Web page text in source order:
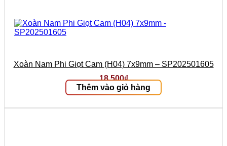
Xoàn Nam Phi Giọt Cam (H04) 7x9mm – SP202501605
18.500₫
Thêm vào giỏ hàng